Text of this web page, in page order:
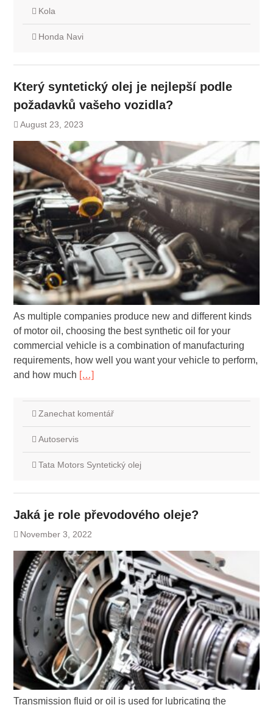
Kola
Honda Navi
Který syntetický olej je nejlepší podle
požadavků vašeho vozidla?
August 23, 2023
As multiple companies produce new and different kinds
of motor oil, choosing the best synthetic oil for your
commercial vehicle is a combination of manufacturing
requirements, how well you want your vehicle to perform,
and how much […]
Zanechat komentář
Autoservis
Tata Motors Syntetický olej
Jaká je role převodového oleje?
November 3, 2022
Transmission fluid or oil is used for lubricating the